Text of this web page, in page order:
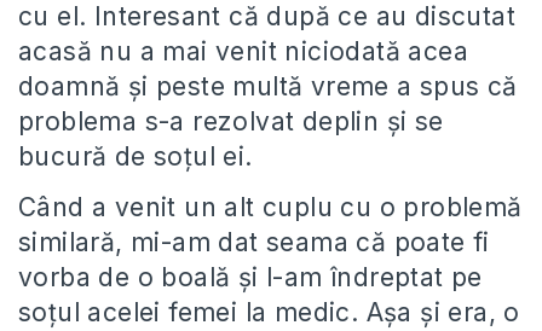
cu el. Interesant că după ce au discutat
acasă nu a mai venit niciodată acea
doamnă și peste multă vreme a spus că
problema s-a rezolvat deplin și se
bucură de soțul ei.
Când a venit un alt cuplu cu o problemă
similară, mi-am dat seama că poate fi
vorba de o boală și l-am îndreptat pe
soțul acelei femei la medic. Așa și era, o